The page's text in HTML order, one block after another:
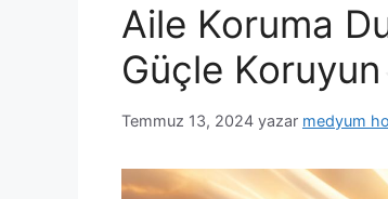
Aile Koruma
Güçle Koruyun
Temmuz 13, 2024 yazar medyum